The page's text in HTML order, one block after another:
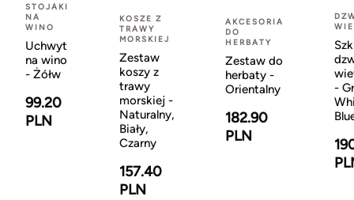
STOJAKI
NA
WINO
Uchwyt
na wino
- Żółw
99.20
PLN
KOSZE Z
TRAWY
MORSKIEJ
Zestaw
koszy z
trawy
morskiej -
Naturalny,
Biały,
Czarny
157.40
PLN
AKCESORIA
DO
HERBATY
Zestaw do
herbaty -
Orientalny
182.90
PLN
-